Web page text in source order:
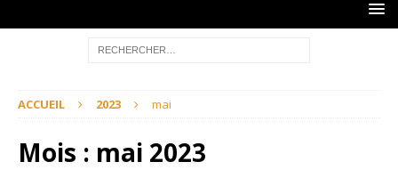
ACCUEIL 2023 mai
Mois : mai 2023